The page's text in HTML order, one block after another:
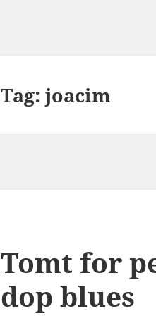
Tag:joacim
Tomt for
dop blues